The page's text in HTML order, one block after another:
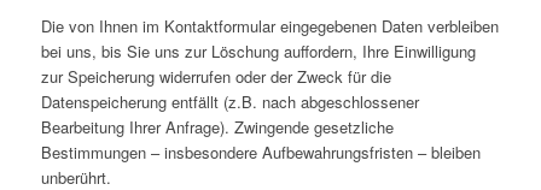
Die von Ihnen im Kontaktformular eingegebenen Daten verbleiben
bei uns, bis Sie uns zur Löschung auffordern, Ihre Einwilligung
zur Speicherung widerrufen oder der Zweck für die
Datenspeicherung entfällt (z.B. nach abgeschlossener
Bearbeitung Ihrer Anfrage). Zwingende gesetzliche
Bestimmungen – insbesondere Aufbewahrungsfristen – bleiben
unberührt.